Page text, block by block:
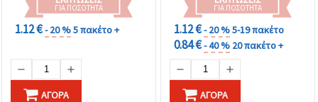
ΓΙΑ ΠΟΣΌΤΗΤΑ
1.12 €- 20 %5 πακέτο +
ΑΓΟΡΆ
ΓΙΑ ΠΟΣΌΤΗΤΑ
1.12 €- 20 %5-19 πακέτο
0.84 €- 40 % 20 πακέτο +
ΑΓΟΡΆ